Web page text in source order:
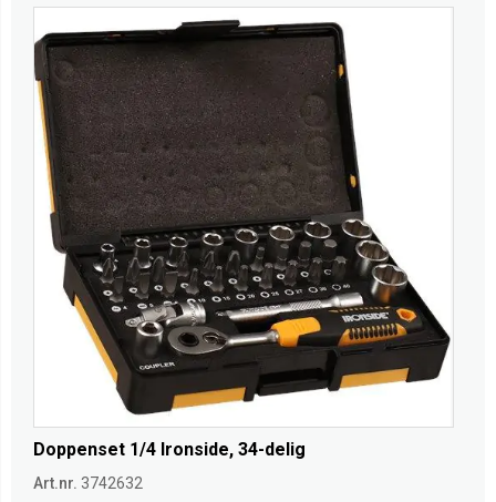
Doppenset 1/4 Ironside, 34-delig
Art.nr. 3742632